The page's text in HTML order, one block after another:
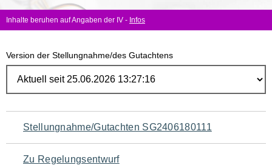
Inhalte beruhen auf Angaben der IV - Infos
Version der Stellungnahme/des Gutachtens
Navigation
für
Stellungnahme/Gutachten SG2406180111
Zu Regelungsentwurf